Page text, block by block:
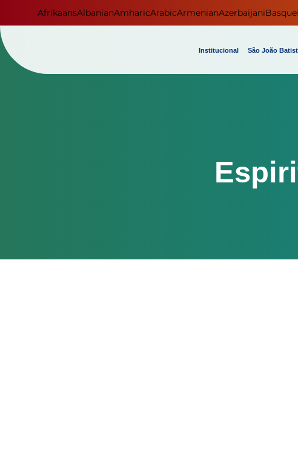
AfrikaansAlbanianAmharicArabicArmenianAzerbaijaniBasque
Institucional São João